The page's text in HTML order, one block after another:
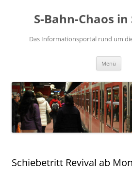
S-Bahn-Chaos
Das Informationsportal rund um
Menü
Schiebetritt Revival ab